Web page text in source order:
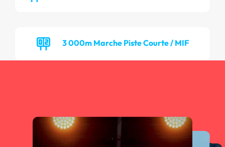
3 000m Marche Piste Courte / MIF